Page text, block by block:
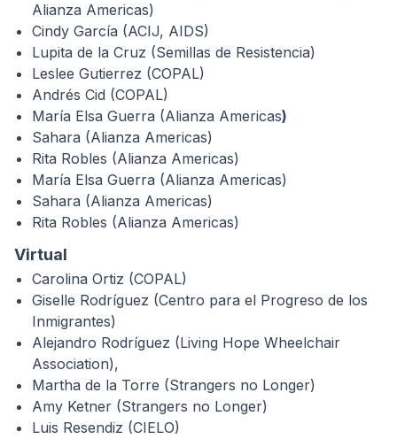
Alianza Americas)
Cindy García (ACIJ, AIDS)
Lupita de la Cruz (Semillas de Resistencia)
Leslee Gutierrez (COPAL)
Andrés Cid (COPAL)
María Elsa Guerra (Alianza Americas)
Sahara (Alianza Americas)
Rita Robles (Alianza Americas)
María Elsa Guerra (Alianza Americas)
Sahara (Alianza Americas)
Rita Robles (Alianza Americas)
Virtual
Carolina Ortiz (COPAL)
Giselle Rodríguez (Centro para el Progreso de los
Inmigrantes)
Alejandro Rodríguez (Living Hope Wheelchair
Association),
Martha de la Torre (Strangers no Longer)
Amy Ketner (Strangers no Longer)
Luis Resendiz (CIELO)